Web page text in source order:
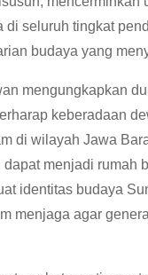
di seluruh tingkat
budaya yang
mengungkapkan
keberadaan
di wilayah Jawa
menjadi rumah
identitas budaya
menjaga agar